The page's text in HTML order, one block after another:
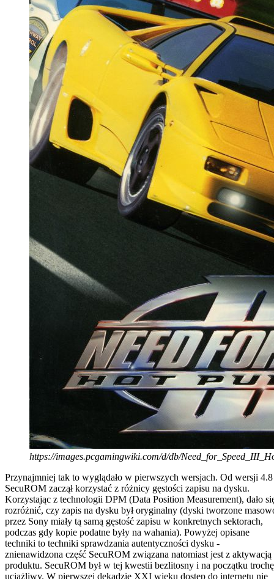
https://images.pcgamingwiki.com/d/db/
Przynajmniej tak to wyglądało w pierwszych wersjach. Od wersji 4.8
SecuROM zaczął korzystać z różnicy gęstości zapisu na dysku.
Korzystając z technologii DPM (Data Position Measurement), dało
rozróżnić, czy zapis na dysku był oryginalny (dyski tworzone
przez Sony miały tą samą gęstość zapisu w konkretnych sektorach,
podczas gdy kopie podatne były na wahania). Powyżej opisane
techniki to techniki sprawdzania autentyczności dysku -
znienawidzona część SecuROM związana natomiast jest z aktywacją
produktu. SecuROM był w tej kwestii bezlitosny i na początku trochę
uciążliwy. W pierwszej dekadzie XXI wieku dostęp do internetu nie